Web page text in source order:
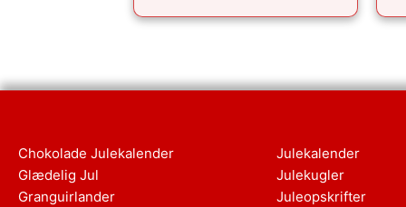
Chokolade Julekalender
Glædelig Jul
Granguirlander
Julekalender
Julekugler
Juleopskrifter